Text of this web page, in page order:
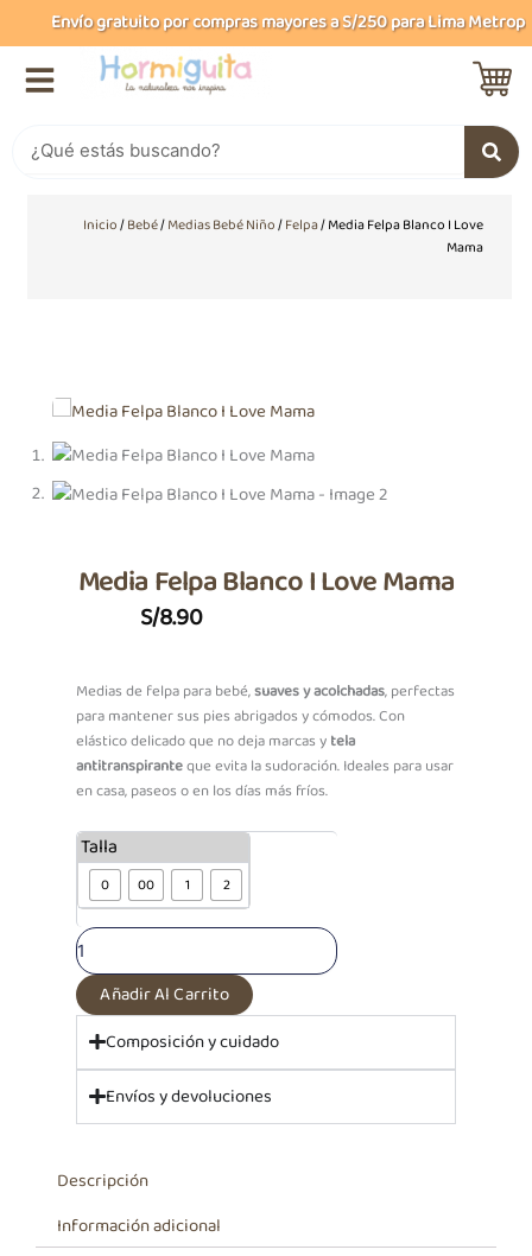
al
contenido
Envío gratuito por compras mayores a S/250 para Lima
Inicio/Bebé/Medias Bebé Niño/Felpa/ Media Felpa Blanco I Love
Mama
Media Felpa Blanco I Love Mama
S/8.90
Medias de felpa para bebé,suaves y acolchadas, perfectas
para mantener sus pies abrigados y cómodos. Con
elástico delicado que no deja marcas ytela
antitranspiranteque evita la sudoración. Ideales para usar
en casa, paseos o en los días más fríos.
Talla
0 00 1 2
Media
Felpa
Blanco
I
Love
Mama
cantidad
Añadir Al Carrito
Composición y cuidado
Envíos y devoluciones
Descripción
Información adicional